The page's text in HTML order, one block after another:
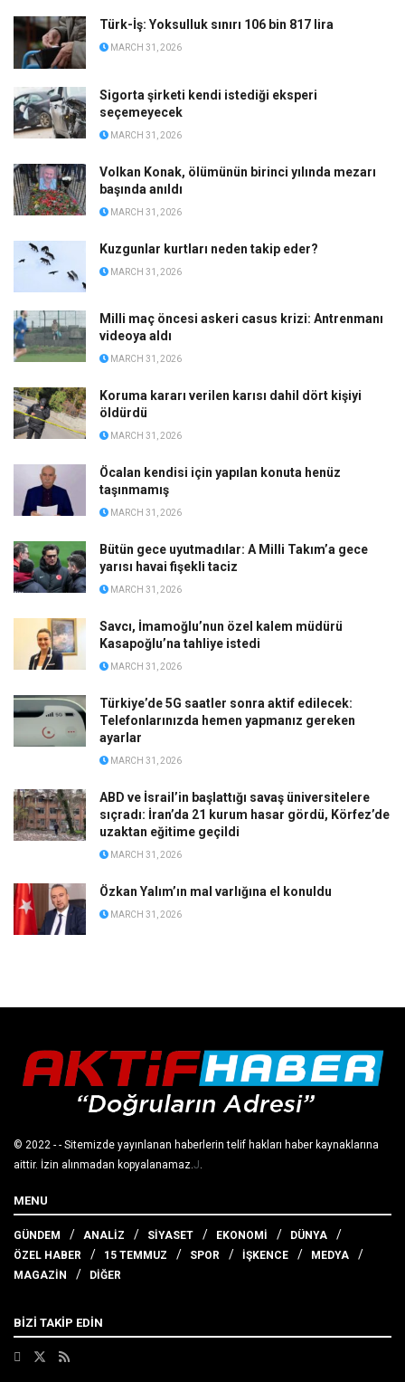
Türk-İş: Yoksulluk sınırı 106 bin 817 lira
MARCH 31, 2026
Sigorta şirketi kendi istediği eksperi
seçemeyecek
MARCH 31, 2026
Volkan Konak, ölümünün birinci yılında mezarı
başında anıldı
MARCH 31, 2026
Kuzgunlar kurtları neden takip eder?
MARCH 31, 2026
Milli maç öncesi askeri casus krizi: Antrenmanı
videoya aldı
MARCH 31, 2026
Koruma kararı verilen karısı dahil dört kişiyi
öldürdü
MARCH 31, 2026
Öcalan kendisi için yapılan konuta henüz
taşınmamış
MARCH 31, 2026
Bütün gece uyutmadılar: A Milli Takım’a gece
yarısı havai fişekli taciz
MARCH 31, 2026
Savcı, İmamoğlu’nun özel kalem müdürü
Kasapoğlu’na tahliye istedi
MARCH 31, 2026
Türkiye’de 5G saatler sonra aktif edilecek:
Telefonlarınızda hemen yapmanız gereken
ayarlar
MARCH 31, 2026
ABD ve İsrail’in başlattığı savaş üniversitelere
sıçradı: İran’da 21 kurum hasar gördü, Körfez’de
uzaktan eğitime geçildi
MARCH 31, 2026
Özkan Yalım’ın mal varlığına el konuldu
MARCH 31, 2026
© 2022 - - Sitemizde yayınlanan haberlerin telif hakları haber kaynaklarına
aittir. İzin alınmadan kopyalanamaz.J.
MENU
GÜNDEM ANALİZ SİYASET EKONOMİ
DÜNYA
ÖZEL HABER
15 TEMMUZ SPOR İŞKENCE
MEDYA
MAGAZİN
DİĞER
BİZİ TAKİP EDİN